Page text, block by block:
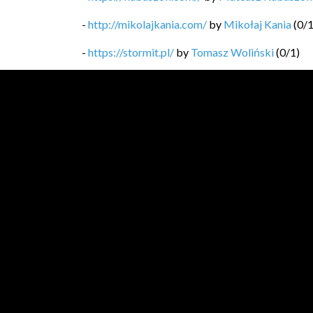
- http://mikolajkania.com/ by Mikołaj Kania(0/1
- https://stormit.pl/ by Tomasz Woliński(0/1)